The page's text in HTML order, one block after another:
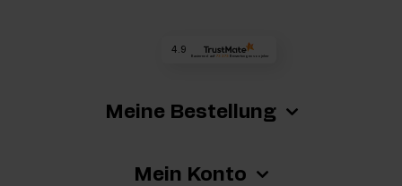
Meine Bestellung
Mein Konto
4.9
Basierend auf 73 273 Bewertungen von jeher